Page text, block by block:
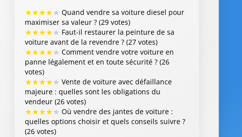
★★★★★ Quand vendre sa voiture diesel pour
maximiser sa valeur ? (29 votes)
★★★★★ Faut-il restaurer la peinture de sa
voiture avant de la revendre ? (27 votes)
★★★★★ Comment vendre votre voiture en
panne légalement et en toute sécurité ? (26
votes)
★★★★★ Vente de voiture avec défaillance
majeure : quelles sont les obligations du
vendeur (26 votes)
★★★★★ Où vendre des jantes de voiture :
quelles options choisir et quels conseils suivre ?
(26 votes)